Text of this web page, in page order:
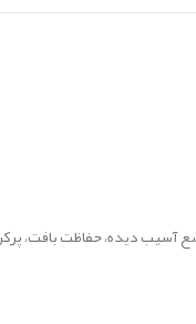
ديده، حفاظت بافت،